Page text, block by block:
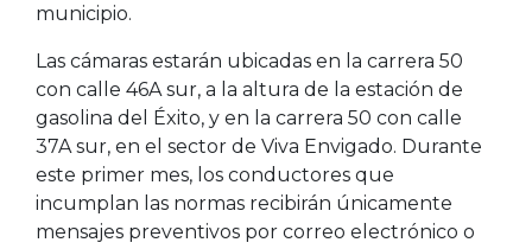
municipio.
Las cámaras estarán ubicadas en la carrera 50
con calle 46A sur, a la altura de la estación de
gasolina del Éxito, y en la carrera 50 con calle
37A sur, en el sector de Viva Envigado. Durante
este primer mes, los conductores que
incumplan las normas recibirán únicamente
mensajes preventivos por correo electrónico o